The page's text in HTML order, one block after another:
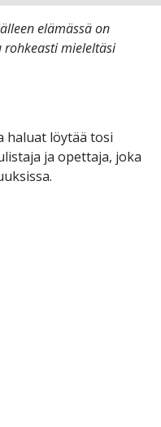
elämässä on
rohkeasti mieleltäsi
haluat löytää tosi
ja opettaja, joka